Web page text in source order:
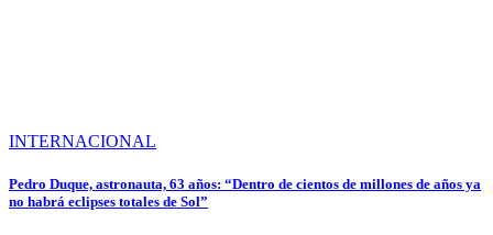
INTERNACIONAL
Pedro Duque, astronauta, 63 años: “Dentro de cientos de millones de años ya
no habrá eclipses totales de Sol”